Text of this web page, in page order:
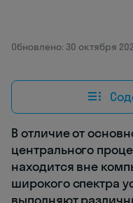
Обновлено: 30 октября
В отличие от
центрального
находится вне
широкого спектра